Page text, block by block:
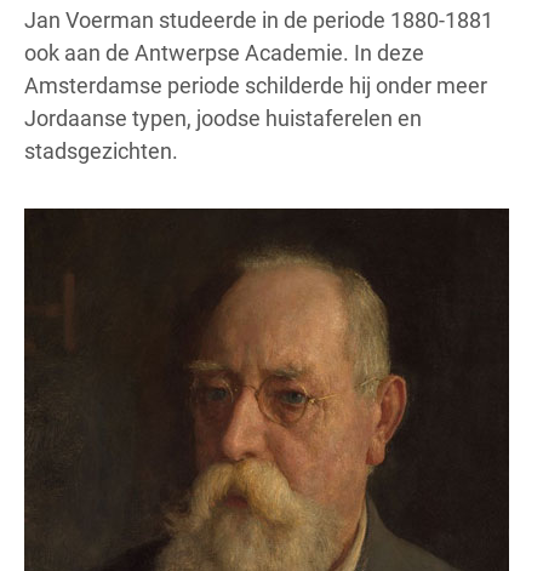
Jan Voerman studeerde in de periode 1880-1881
ook aan de Antwerpse Academie. In deze
Amsterdamse periode schilderde hij onder meer
Jordaanse typen, joodse huistaferelen en
stadsgezichten.